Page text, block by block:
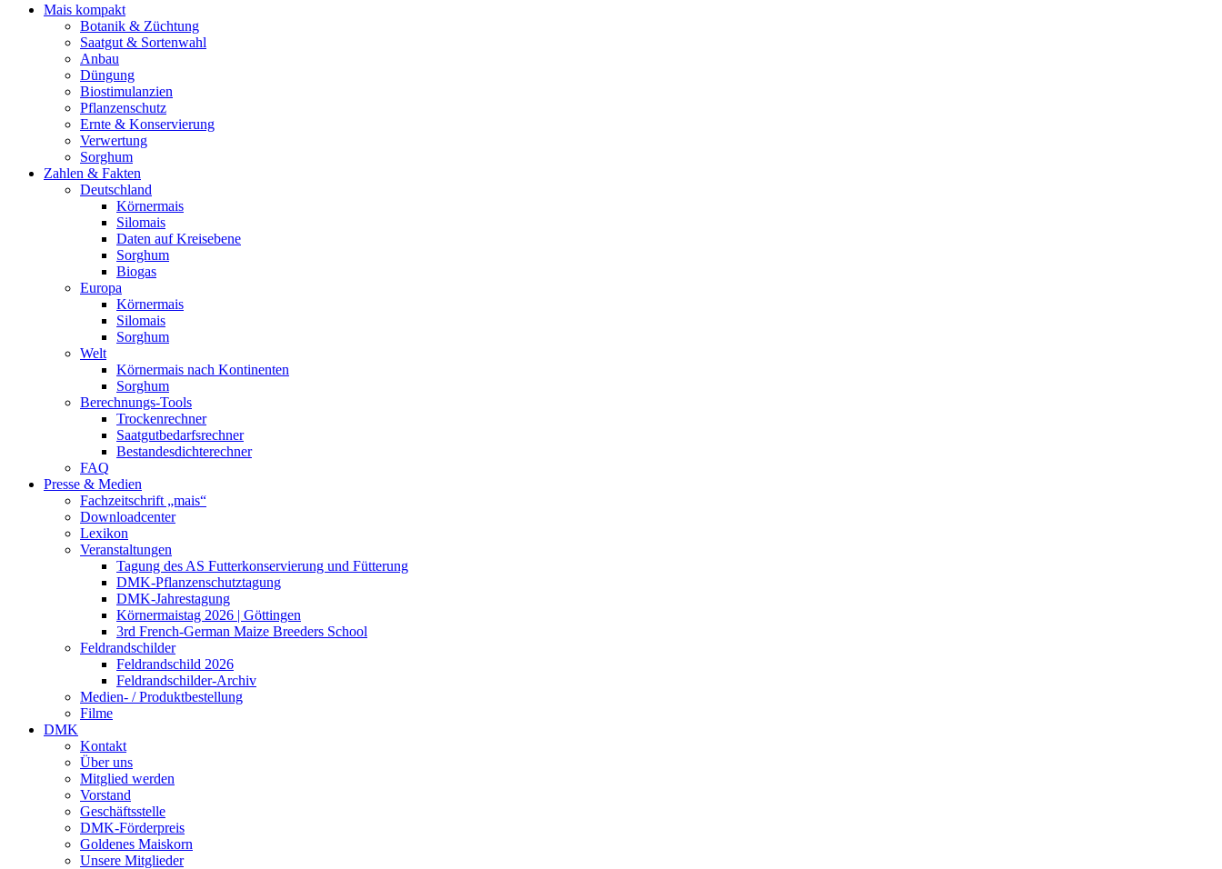
Mais kompakt
Botanik & Züchtung
Saatgut & Sortenwahl
Anbau
Düngung
Biostimulanzien
Pflanzenschutz
Ernte & Konservierung
Verwertung
Sorghum
Zahlen & Fakten
Deutschland
Körnermais
Silomais
Daten auf Kreisebene
Sorghum
Biogas
Europa
Körnermais
Silomais
Sorghum
Welt
Körnermais nach Kontinenten
Sorghum
Berechnungs-Tools
Trockenrechner
Saatgutbedarfsrechner
Bestandesdichterechner
FAQ
Presse & Medien
Fachzeitschrift „mais“
Downloadcenter
Lexikon
Veranstaltungen
Tagung des AS Futterkonservierung und Fütterung
DMK-Pflanzenschutztagung
DMK-Jahrestagung
Körnermaistag 2026 | Göttingen
3rd French-German Maize Breeders School
Feldrandschilder
Feldrandschild 2026
Feldrandschilder-Archiv
Medien- / Produktbestellung
Filme
DMK
Kontakt
Über uns
Mitglied werden
Vorstand
Geschäftsstelle
DMK-Förderpreis
Goldenes Maiskorn
Unsere Mitglieder